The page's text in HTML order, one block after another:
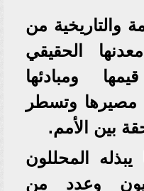
والتاريخية من
الحقيقي
ومبادئها
مصيرها وتسطر
بين الأمم.
المحللون
وعدد من